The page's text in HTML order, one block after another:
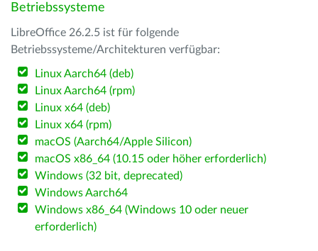
Betriebssysteme
LibreOffice 26.2.5 ist für folgende
Betriebssysteme/Architekturen verfügbar:
Linux Aarch64 (deb)
Linux Aarch64 (rpm)
Linux x64 (deb)
Linux x64 (rpm)
macOS (Aarch64/Apple Silicon)
macOS x86_64 (10.15 oder höher erforderlich)
Windows (32 bit, deprecated)
Windows Aarch64
Windows x86_64 (Windows 10 oder neuer
erforderlich)